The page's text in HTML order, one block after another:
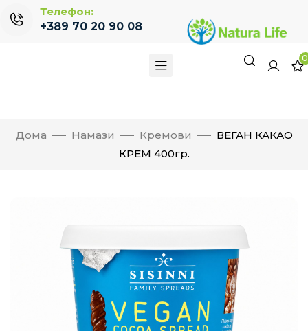
Телефон:
+389 70 20 90 08
0
Дома Намази Кремови
ВЕГАН КАКАО
КРЕМ 400гр.